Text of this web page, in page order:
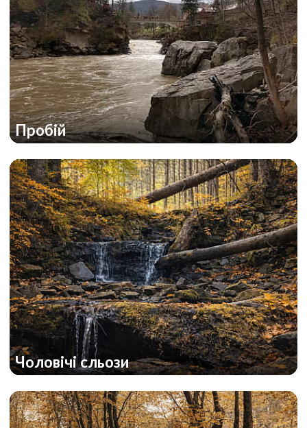
Пробій
Чоловічі сльози